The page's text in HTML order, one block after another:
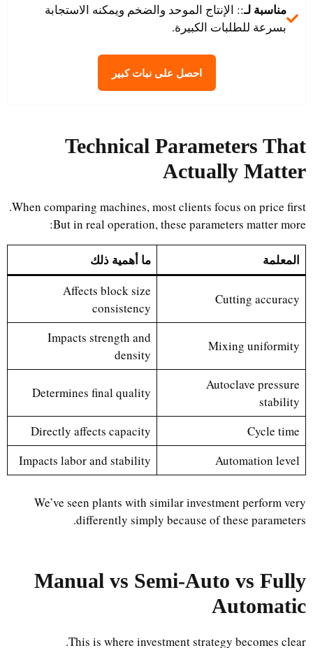
مناسبة لـ:: الإنتاج الموحد والضخم ويمكنه الاستجابة
بسرعة للطلبات الكبيرة.
احصل على نبات كبير
Technical Parameters That
Actually Matter
When comparing machines, most clients focus on price first.
But in real operation, these parameters matter more:
المعلمة ما أهمية ذلك
Cutting accuracy
Affects block size
consistency
Mixing uniformity
Impacts strength and
density
Autoclave pressure
stability
Determines final quality
Cycle time
Directly affects capacity
Automation level
Impacts labor and stability
We’ve seen plants with similar investment perform very
differently simply because of these parameters.
Manual vs Semi-Auto vs Fully
Automatic
This is where investment strategy becomes clear.